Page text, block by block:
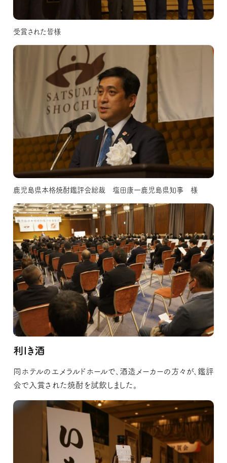
受賞された皆様
鹿児島県本格焼酎鑑評会総裁 塩田康一鹿児島県知事 様
利lき酒
同ホテルのエメラルドホールで、酒造メーカーの方々が、鑑評
会で入賞された焼酎を試飲しました。